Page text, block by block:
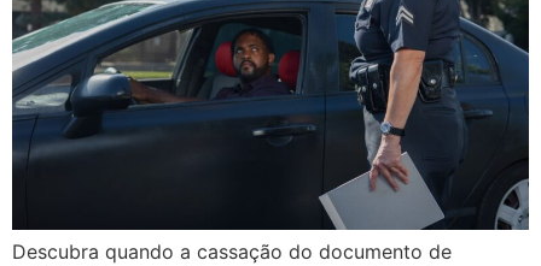
Descubra quando a cassação do documento de